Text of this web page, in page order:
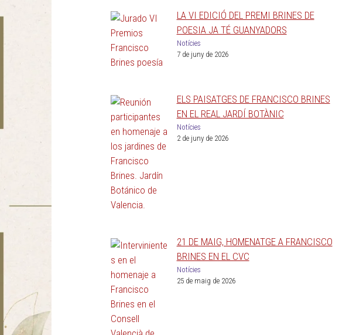
LA VI EDICIÓ DEL PREMI BRINES DE
POESIA JA TÉ GUANYADORS
Notícies
7 de juny de 2026
ELS PAISATGES DE FRANCISCO BRINES
EN EL REAL JARDÍ BOTÀNIC
Notícies
2 de juny de 2026
21 DE MAIG, HOMENATGE A FRANCISCO
BRINES EN EL CVC
Notícies
25 de maig de 2026